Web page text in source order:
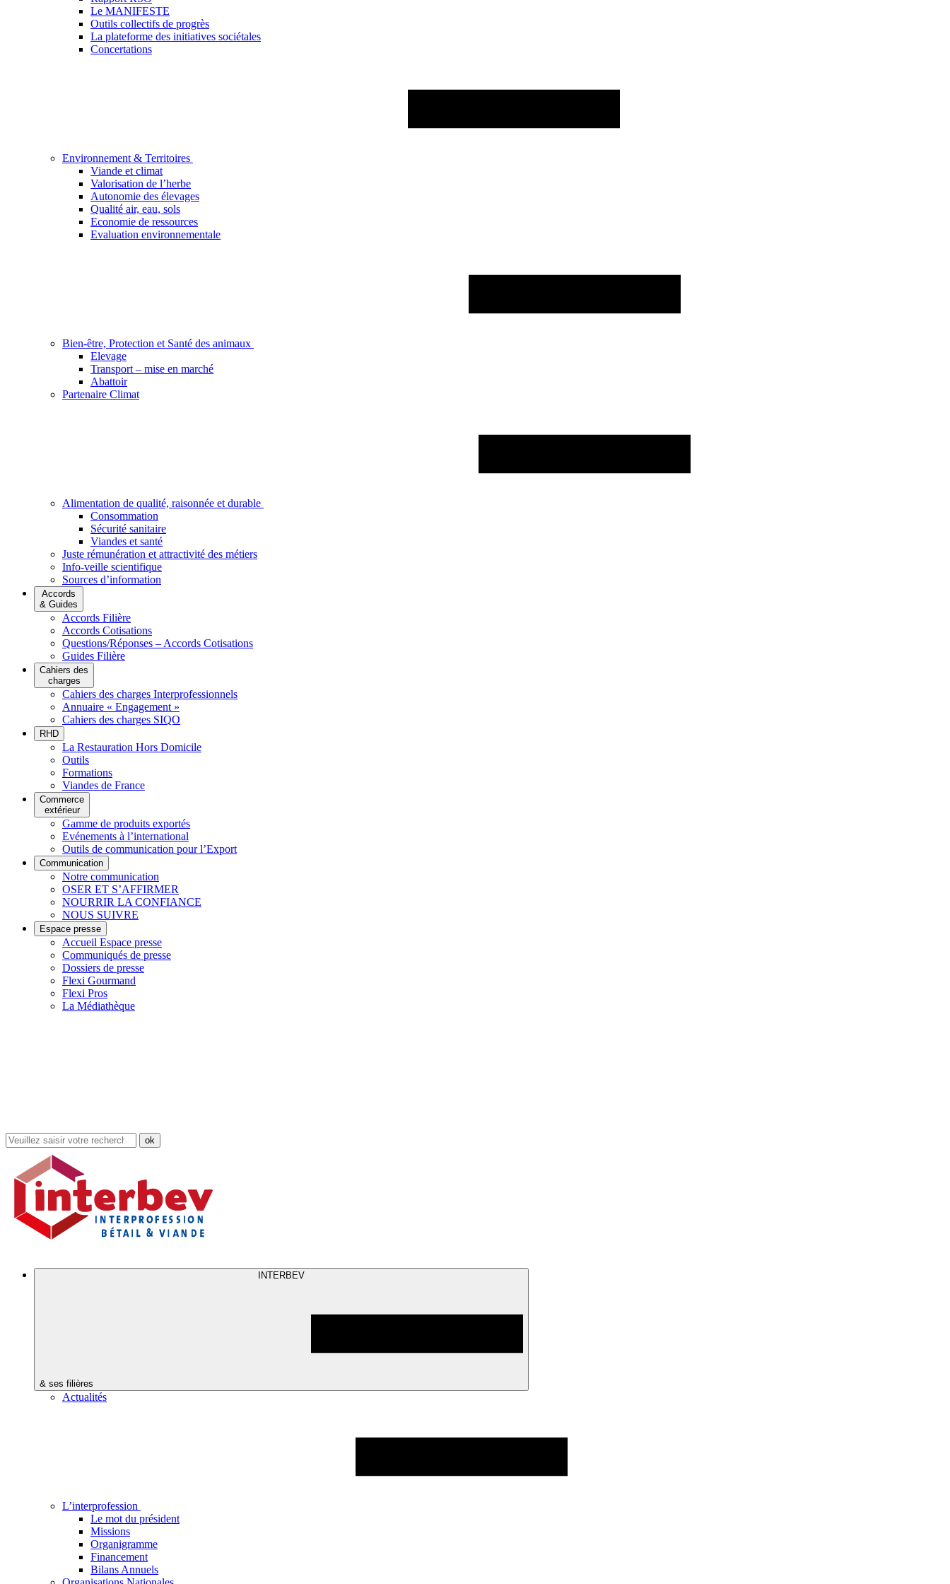
Le MANIFESTE
Outils collectifs de progrès
La plateforme des initiatives sociétales
Concertations
Environnement & Territoires
Viande et climat
Valorisation de l’herbe
Autonomie des élevages
Qualité air, eau, sols
Economie de ressources
Evaluation environnementale
Bien-être, Protection et Santé des animaux
Elevage
Transport – mise en marché
Abattoir
Partenaire Climat
Alimentation de qualité, raisonnée et durable
Consommation
Sécurité sanitaire
Viandes et santé
Juste rémunération et attractivité des métiers
Info-veille scientifique
Sources d’information
Accords
& Guides
Accords Filière
Accords Cotisations
Questions/Réponses – Accords Cotisations
Guides Filière
Cahiers des
charges
Cahiers des charges Interprofessionnels
Annuaire « Engagement »
Cahiers des charges SIQO
RHD
La Restauration Hors Domicile
Outils
Formations
Viandes de France
Commerce
extérieur
Gamme de produits exportés
Evénements à l’international
Outils de communication pour l’Export
Communication
Notre communication
OSER ET S’AFFIRMER
NOURRIR LA CONFIANCE
NOUS SUIVRE
Espace presse
Accueil Espace presse
Communiqués de presse
Dossiers de presse
Flexi Gourmand
Flexi Pros
La Médiathèque
Rechercher
dans
site
INTERBEV
& ses filières
Actualités
L’interprofession
Le mot du président
Missions
Organigramme
Financement
Bilans Annuels